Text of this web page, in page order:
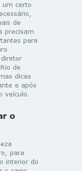
um certo
de
precisam
para
de
dicas
e após
veículo.
o
para
interior do